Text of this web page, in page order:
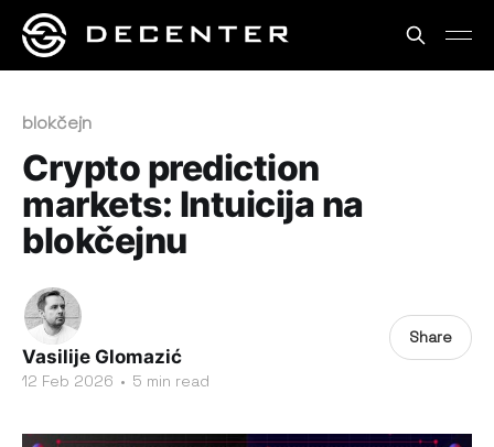
blokčejn
Crypto prediction
markets: Intuicija na
blokčejnu
Vasilije Glomazić
12 Feb 2026 • 5 min read
Share